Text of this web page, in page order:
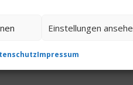
Einstellungen
Impressum